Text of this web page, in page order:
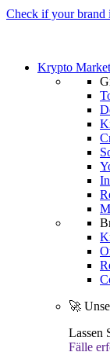
Check if your brand
Krypto
🚀
Lassen
Fälle